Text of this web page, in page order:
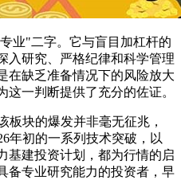
业"二字。它与盲目加杠杆的
入研究、严格纪律和科学管理
在缺乏准备情况下的风险放大
一判断提供了充分的佐证。
板块的爆发并非毫无征兆，
年初的一系列技术突破，以
基建投资计划，都为行情的启
备专业研究能力的投资者，早